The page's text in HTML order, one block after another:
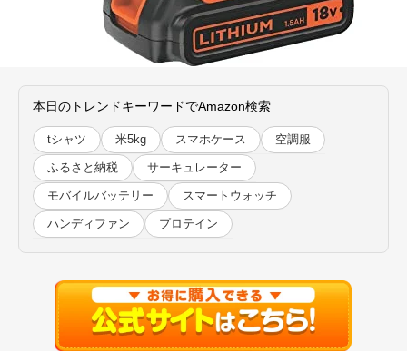
本日のトレンドキーワードでAmazon検索
tシャツ 米5kg スマホケース 空調服
ふるさと納税 サーキュレーター
モバイルバッテリー スマートウォッチ
ハンディファン プロテイン